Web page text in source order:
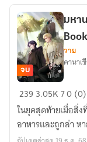
E-
Book)
มหานคร
ของ
ฝูง
แมลง
จบ
มหา
วาย
คานาเ
239 3.05K70 (0)
ในยุคสุดท้ายเมื่อสิ่
อาหารและถูกล่า ห